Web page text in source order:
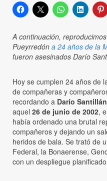
A continuación,
Pueyrredón a 24 años de la
fueron asesinados Darío
Hoy se cumplen 24 años de
de compañeras y
recordando a Darío
aquel 26 de junio de 2002,
había ordenado una brutal
compañeros y dejando un
heridos de bala. Se trató de
Federal, la Bonaerense,
con un despliegue